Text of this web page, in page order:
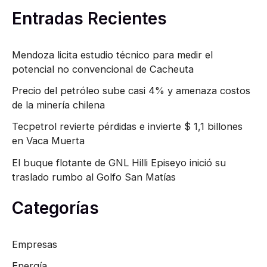
Entradas Recientes
Mendoza licita estudio técnico para medir el
potencial no convencional de Cacheuta
Precio del petróleo sube casi 4% y amenaza costos
de la minería chilena
Tecpetrol revierte pérdidas e invierte $ 1,1 billones
en Vaca Muerta
El buque flotante de GNL Hilli Episeyo inició su
traslado rumbo al Golfo San Matías
Categorías
Empresas